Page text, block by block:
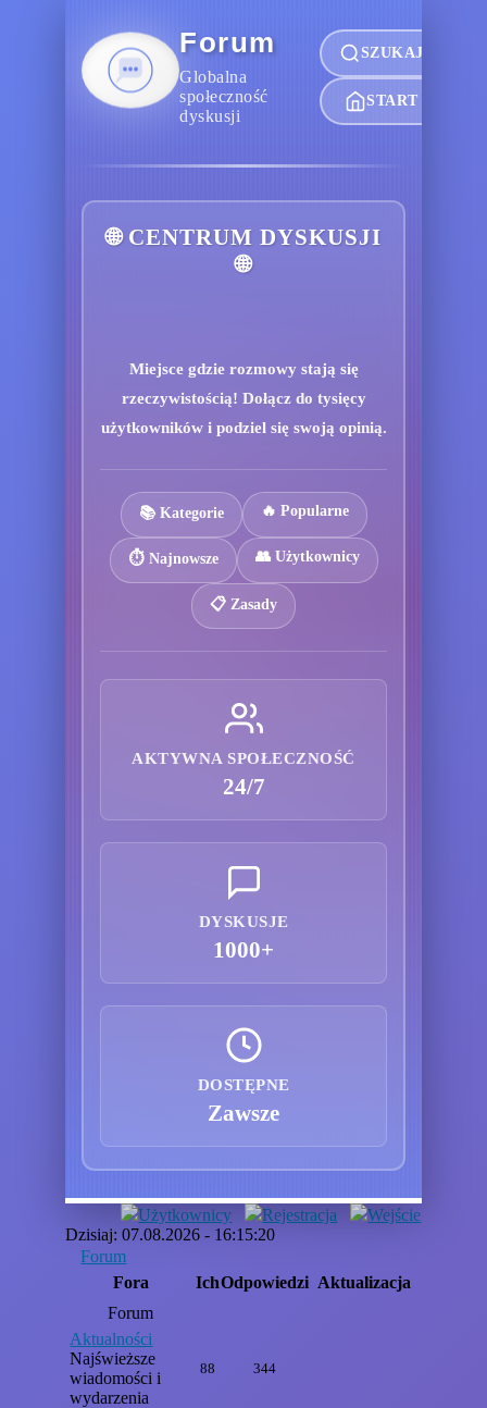
Forum
Globalna
społeczność
dyskusji
SZUKAJ
START
🌐 CENTRUM DYSKUSJI
🌐
Miejsce gdzie rozmowy stają się
rzeczywistością! Dołącz do tysięcy
użytkowników i podziel się swoją opinią.
📚 Kategorie 🔥 Popularne
⏱️ Najnowsze 👥 Użytkownicy
📋 Zasady
AKTYWNA SPOŁECZNOŚĆ
24/7
DYSKUSJE
1000+
DOSTĘPNE
Zawsze
Użytkownicy Rejestracja
Wejście
Dzisiaj: 07.08.2026 - 16:15:20
Forum
Fora
IchOdpowiedzi Aktualizacja
Forum
Aktualności
Najświeższe
wiadomości i
wydarzenia
88 344